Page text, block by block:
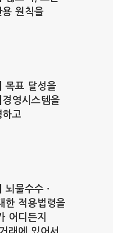
원칙을
목표 달성을
영시스템을
하고
뇌물수수 ·
한 적용법령을
어디든지